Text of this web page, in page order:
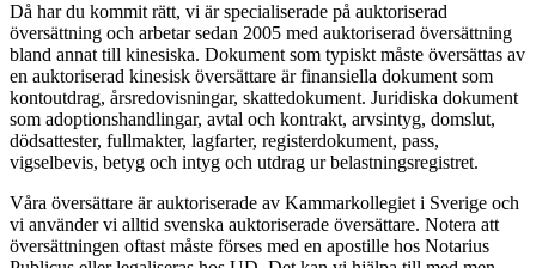
Då har du kommit rätt, vi är specialiserade på auktoriserad
översättning och arbetar sedan 2005 med auktoriserad översättning
bland annat till kinesiska. Dokument som typiskt måste översättas av
en auktoriserad kinesisk översättare är finansiella dokument som
kontoutdrag, årsredovisningar, skattedokument. Juridiska dokument
som adoptionshandlingar, avtal och kontrakt, arvsintyg, domslut,
dödsattester, fullmakter, lagfarter, registerdokument, pass,
vigselbevis, betyg och intyg och utdrag ur belastningsregistret.
Våra översättare är auktoriserade av Kammarkollegiet i Sverige och
vi använder vi alltid svenska auktoriserade översättare. Notera att
översättningen oftast måste förses med en apostille hos Notarius